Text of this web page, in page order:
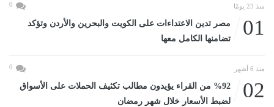
منذ 23 يومًا 0
01
مصر تدين الاعتداءات على الكويت والبحرين والأردن وتؤكد
تضامنها الكامل معها
منذ 6 أشهر 0
02
%92 من القراء يؤيدون مطالب تكثيف الحملات على الأسواق
لضبط الأسعار خلال شهر رمضان